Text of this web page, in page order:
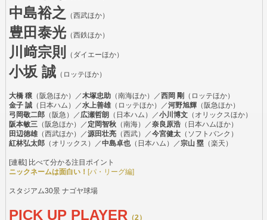
中島裕之 （西武ほか）
豊田泰光（西鉄ほか）
川﨑宗則 （ダイエーほか）
小坂 誠（ロッテほか）
大橋 穣（阪急ほか）／木塚忠助（南海ほか）／西岡 剛
（ロッテほか）
金子 誠（日本ハム）／水上善雄（ロッテほか）／河野旭輝（阪急ほか）
弓岡敬二郎（阪急）／ 広瀬哲朗 （日本ハム）／小川博文（オリックスほか）
阪本敏三（阪急ほか）／ 定岡智秋（南海）／奈良原浩（日本ハムほか）
田辺徳雄（西武ほか）／源田壮亮（西武）／今宮健太（ソフトバンク）
紅林弘太郎（オリックス）／中島卓也（日本ハム）／宗山 塁（楽天）
[連載] 比べて分かる注目ポイント
ニックネームは面白い！ [パ・リーグ編]
スタジアム30景 ナゴヤ球場
PICK UP PLAYER（2）